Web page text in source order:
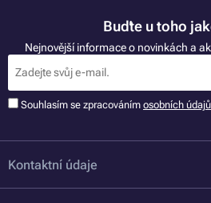
Buďte u toho
Nejnovější informace o novinkách a
Souhlasím se zpracováním osobních údajů
Kontaktní údaje